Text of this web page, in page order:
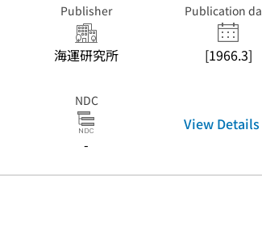
Publisher
海運研究所
Publication
[1966.3]
NDC
-
View Details